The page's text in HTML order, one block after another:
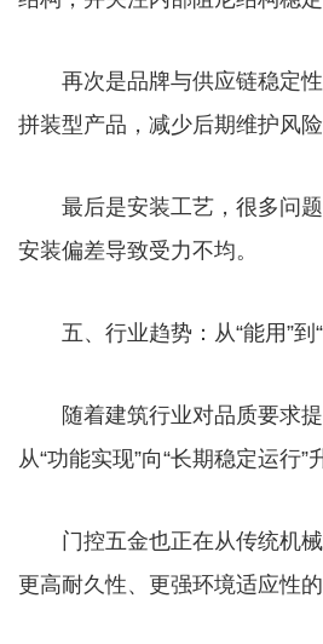
再次是品牌与供应链稳定性
拼装型产品，减少后期维护风险
最后是安装工艺，很多问题
安装偏差导致受力不均。
五、行业趋势：从“能用”到“
随着建筑行业对品质要求提
从“功能实现”向“长期稳定运行”
门控五金也正在从传统机械
更高耐久性、更强环境适应性的